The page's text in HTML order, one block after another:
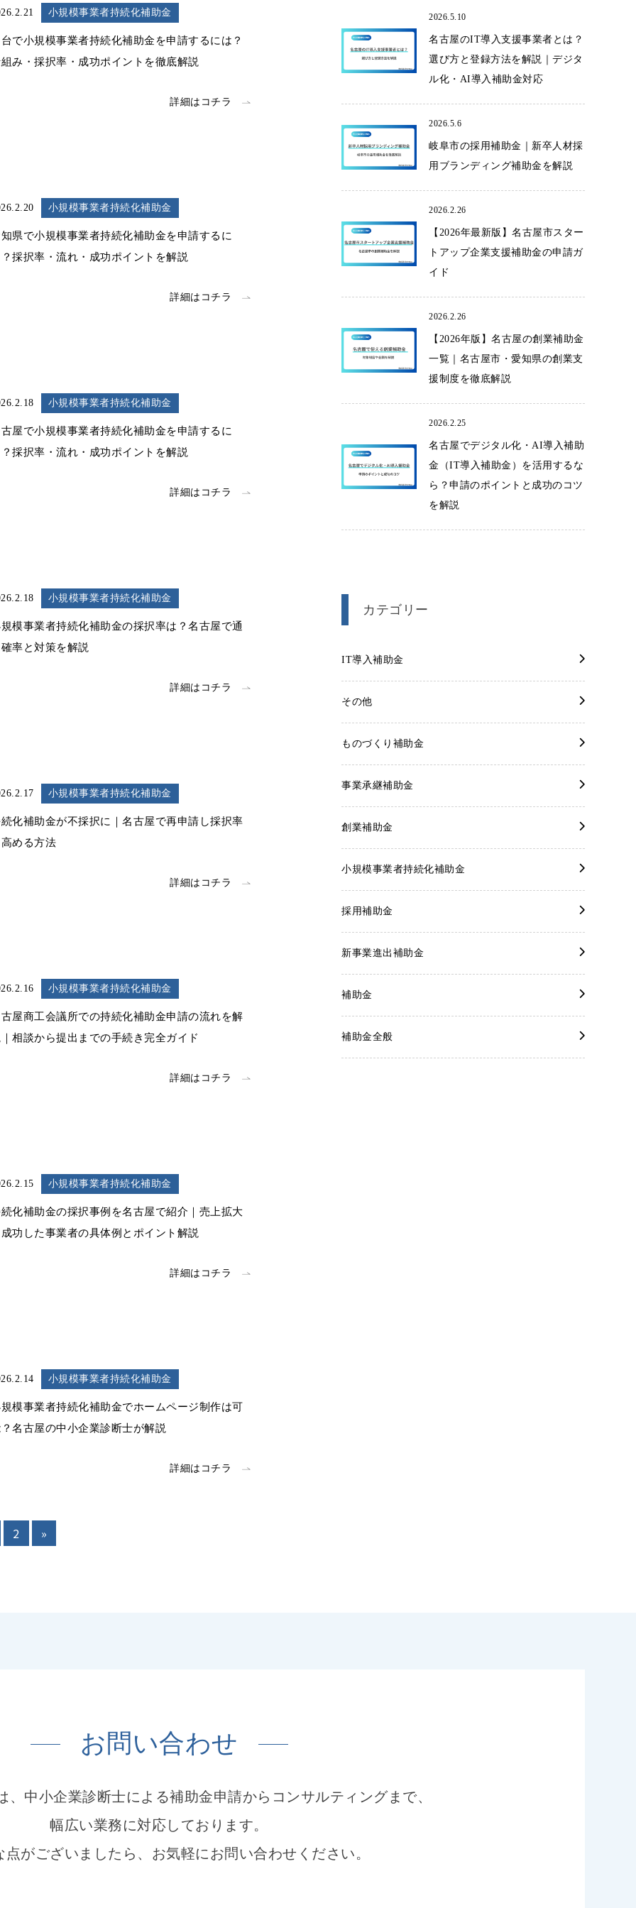
小規模事業者持続化補助金
で小規模事業者持続化補助金を申請するには？
み・採択率・成功ポイントを徹底解説
詳細はコチラ
小規模事業者持続化補助金
県で小規模事業者持続化補助金を申請するに
採択率・流れ・成功ポイントを解説
詳細はコチラ
小規模事業者持続化補助金
屋で小規模事業者持続化補助金を申請するに
採択率・流れ・成功ポイントを解説
詳細はコチラ
小規模事業者持続化補助金
模事業者持続化補助金の採択率は？名古屋で通
率と対策を解説
詳細はコチラ
小規模事業者持続化補助金
化補助金が不採択に｜名古屋で再申請し採択率
める方法
詳細はコチラ
小規模事業者持続化補助金
屋商工会議所での持続化補助金申請の流れを解
相談から提出までの手続き完全ガイド
詳細はコチラ
小規模事業者持続化補助金
化補助金の採択事例を名古屋で紹介｜売上拡大
功した事業者の具体例とポイント解説
詳細はコチラ
小規模事業者持続化補助金
模事業者持続化補助金でホームページ制作は可
名古屋の中小企業診断士が解説
詳細はコチラ
2 »
2026.5.10
名古屋のIT導入支援事業者とは？
選び方と登録方法を解説｜デジタ
ル化・AI導入補助金対応
2026.5.6
岐阜市の採用補助金｜新卒人材採
用ブランディング補助金を解説
2026.2.26
【2026年最新版】名古屋市スター
トアップ企業支援補助金の申請ガ
イド
2026.2.26
【2026年版】名古屋の創業補助金
一覧｜名古屋市・愛知県の創業支
援制度を徹底解説
2026.2.25
名古屋でデジタル化・AI導入補助
金（IT導入補助金）を活用するな
ら？申請のポイントと成功のコツ
を解説
カテゴリー
IT導入補助金
その他
ものづくり補助金
事業承継補助金
創業補助金
小規模事業者持続化補助金
採用補助金
新事業進出補助金
補助金
補助金全般
お問い合わせ
、中小企業診断士による補助金申請からコンサルティングまで、
幅広い業務に対応しております。
点がございましたら、お気軽にお問い合わせください。